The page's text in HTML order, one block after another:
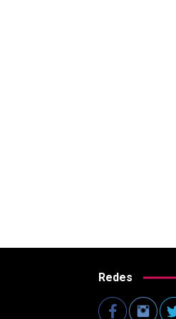
Redes